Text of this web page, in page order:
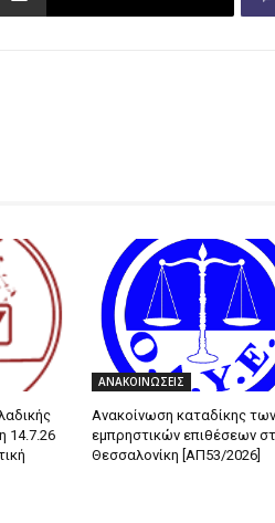
14.7.26
ΑΝΑΚΟΙΝΩΣΕΙΣ
Ανακοίνωση καταδίκης των
εμπρηστικών επιθέσεων
Θεσσαλονίκη [ΑΠ53/2026]